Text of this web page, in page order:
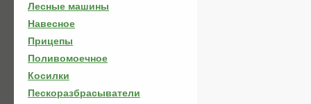
Лесные машины
Навесное
Прицепы
Поливомоечное
Косилки
Пескоразбрасыватели